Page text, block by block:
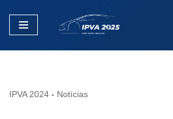
Pular
IPVA 2024 - Notícias